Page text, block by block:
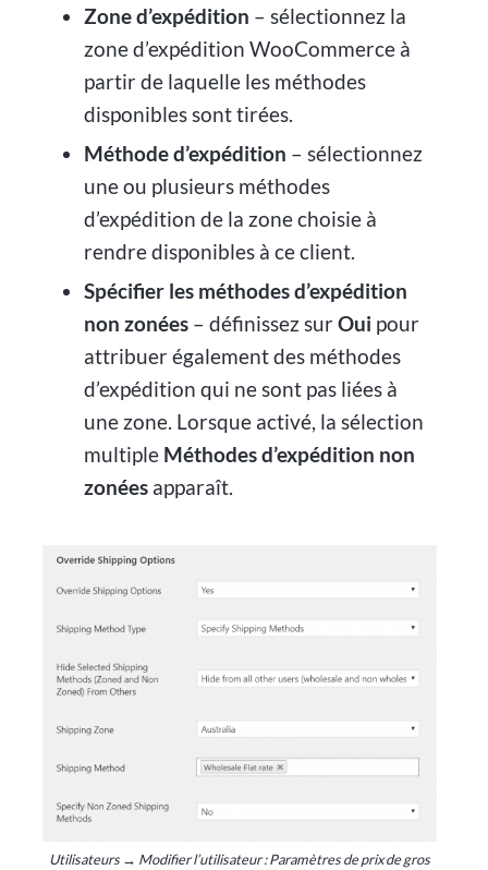
Zone d’expédition – sélectionnez la
zone d’expédition WooCommerce à
partir de laquelle les méthodes
disponibles sont tirées.
Méthode d’expédition – sélectionnez
une ou plusieurs méthodes
d’expédition de la zone choisie à
rendre disponibles à ce client.
Spécifier les méthodes d’expédition
non zonées– définissez surOui pour
attribuer également des méthodes
d’expédition qui ne sont pas liées à
une zone. Lorsque activé, la sélection
multiple Méthodes d’expédition non
zonéesapparaît.
Utilisateurs → Modifier l’utilisateur : Paramètres de prix de gros